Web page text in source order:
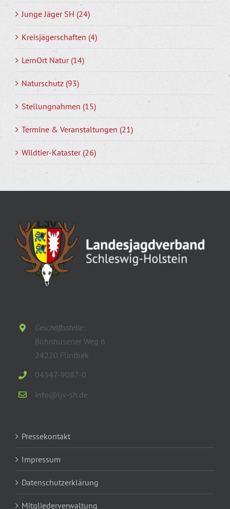
Junge Jäger SH (24)
Kreisjägerschaften (4)
LernOrt Natur (14)
Naturschutz (93)
Stellungnahmen (15)
Termine & Veranstaltungen (21)
Wildtier-Kataster (26)
Geschäftsstelle:
Böhnhusener Weg 6
24220 Flintbek
04347-9087-0
info@ljv-sh.de
Pressekontakt
Impressum
Datenschutzerklärung
Mitgliederverwaltung